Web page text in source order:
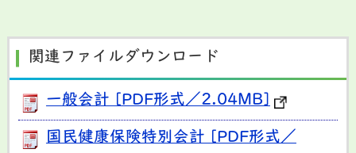
関連ファイルダウンロード
一般会計 [PDF形式／2.04MB]
国民健康保険特別会計 [PDF形式／